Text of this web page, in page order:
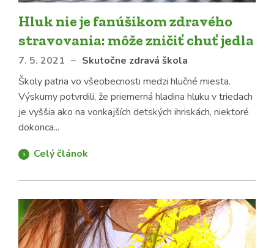
Hluk nie je fanúšikom zdravého
stravovania: môže zničiť chuť jedla
7. 5. 2021 – Skutočne zdravá škola
Školy patria vo všeobecnosti medzi hlučné miesta.
Výskumy potvrdili, že priemerná hladina hluku v triedach
je vyššia ako na vonkajších detských ihriskách, niektoré
dokonca...
Celý článok